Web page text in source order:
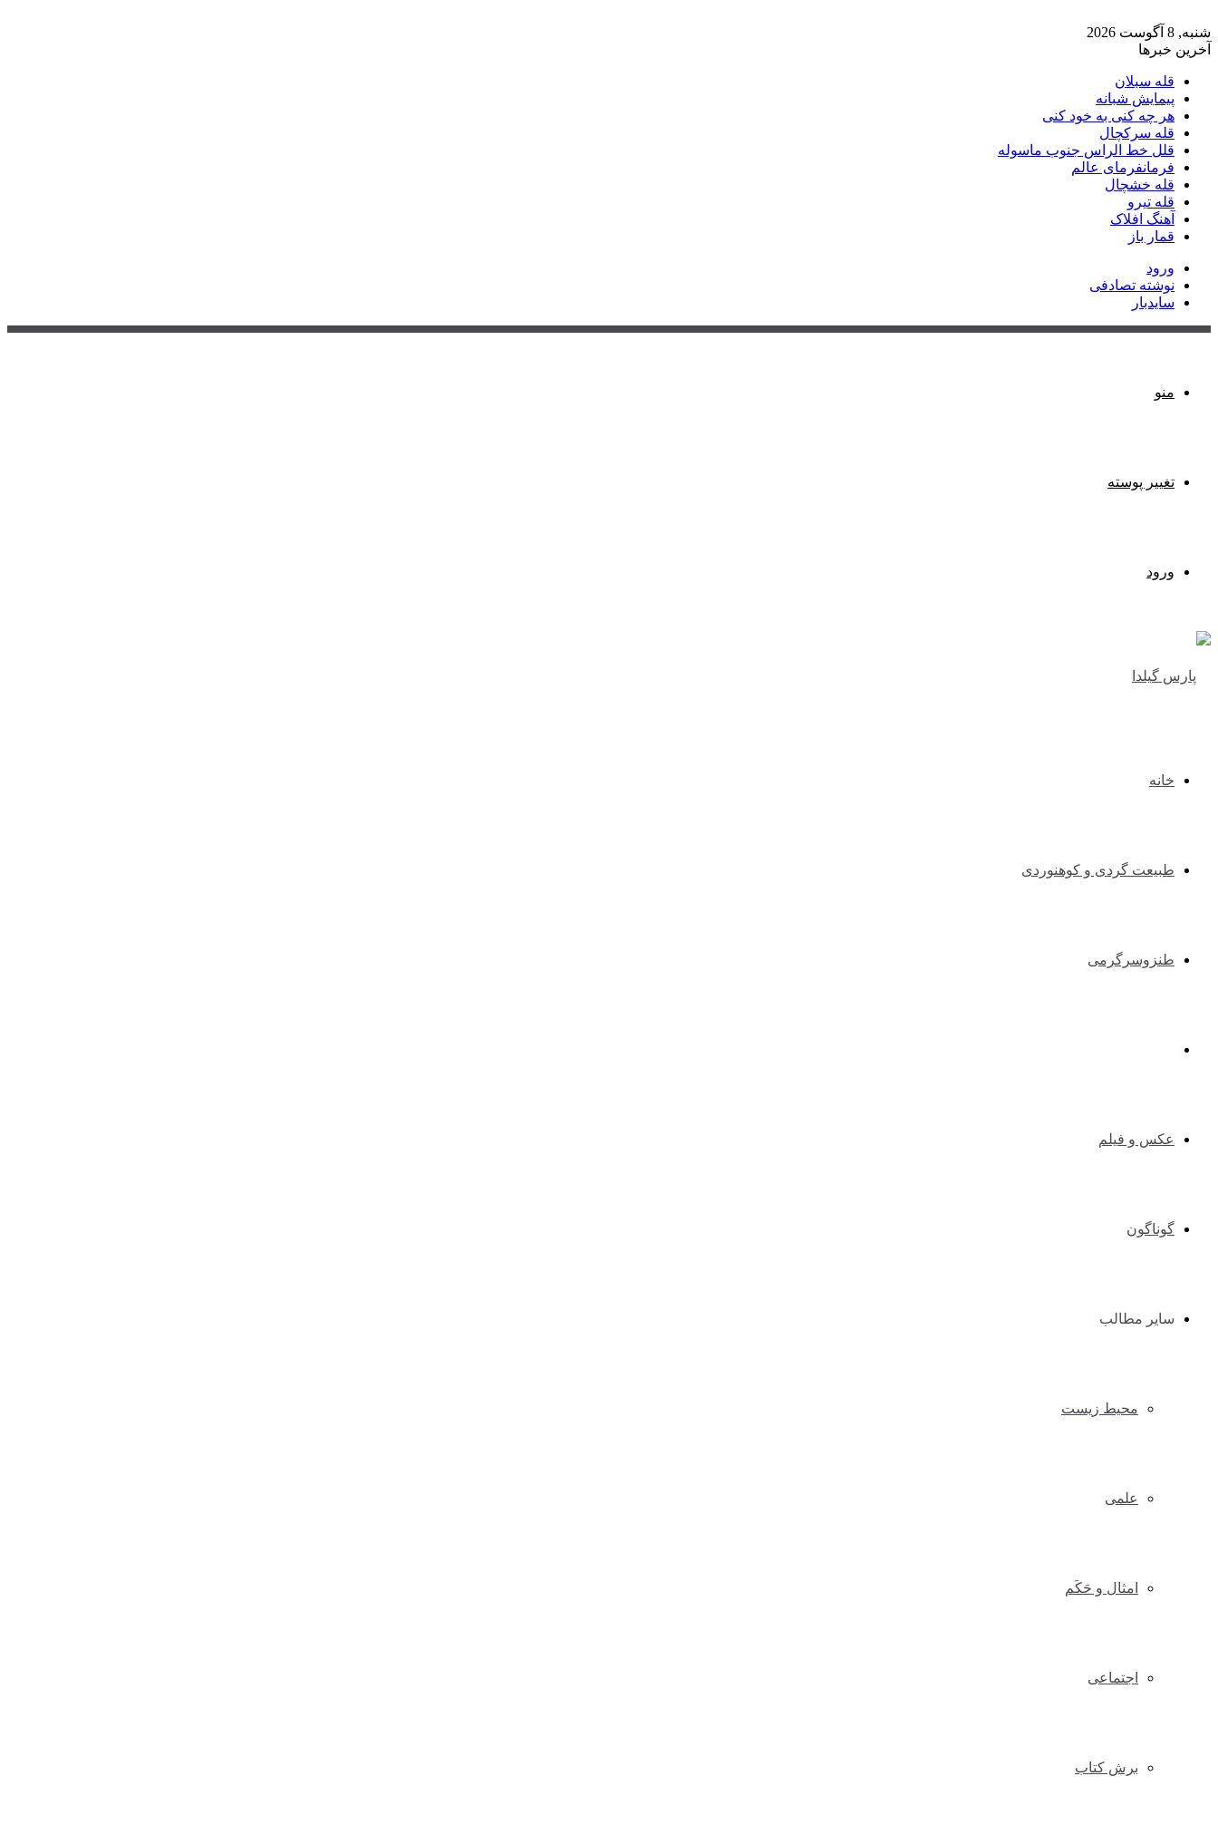
شنبه, 8 آگوست 2026
آخرین خبرها
قله سبلان
پیمایش شبانه
هر چه کنی به خود کنی
قله سرکچال
قلل خط الراس جنوب ماسوله
فرمانفرمای عالم
قله خشچال
قله تیرو
آهنگ افلاک
قمار باز
ورود
نوشته تصادفی
سایدبار
منو
تغییر پوسته
ورود
خانه
طبیعت گردی و کوهنوردی
طنزوسرگرمی
عکس و فیلم
گوناگون
سایر مطالب
محیط زیست
علمی
امثال و حَکَم
اجتماعی
برش کتاب